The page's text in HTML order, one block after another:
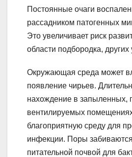
Постоянные очаги
рассадником патогенных
Это увеличивает риск
области подбородка, других
Окружающая среда может
появление чирьев.
нахождение в запыленных,
вентилируемых
благоприятную среду для
инфекции. Поры
питательной почвой для